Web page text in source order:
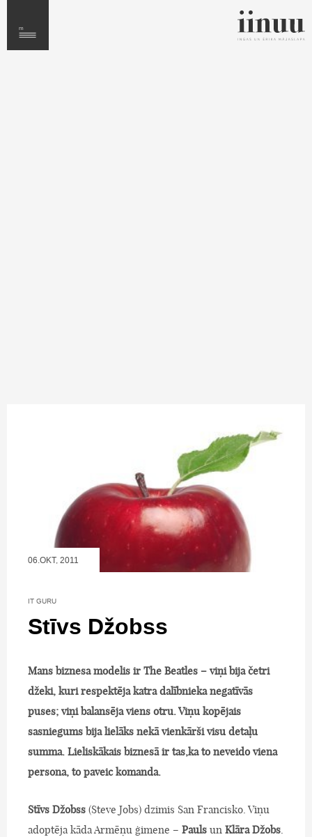
06.OKT, 2011
IT GURU
Stīvs Džobss
Mans biznesa modelis ir The Beatles – viņi bija četri
džeki, kuri respektēja katra dalībnieka negatīvās
puses; viņi balansēja viens otru. Viņu kopējais
sasniegums bija lielāks nekā vienkārši visu detaļu
summa. Lieliskākais biznesā ir tas,ka to neveido viena
persona, to paveic komanda.
Stīvs Džobss (Steve Jobs) dzimis San Francisko. Viņu
adoptēja kāda Armēņu ģimene – Pauls un Klāra Džobs